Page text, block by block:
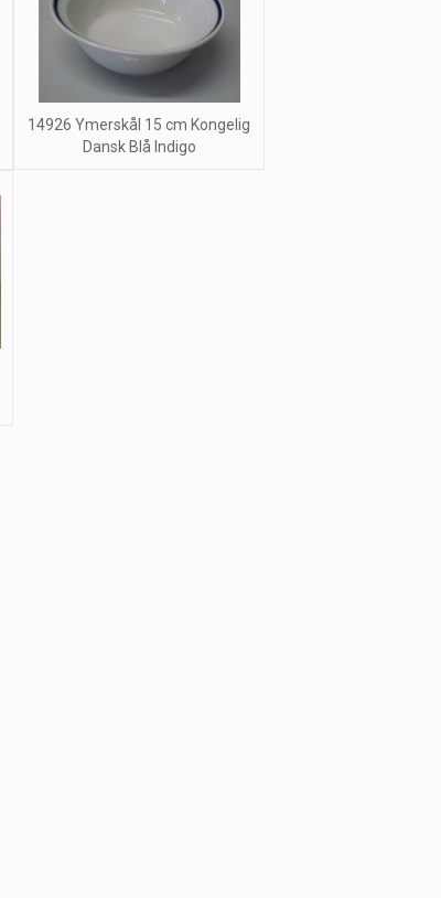
14926 Ymerskål 15 cm Kongelig
Dansk Blå Indigo